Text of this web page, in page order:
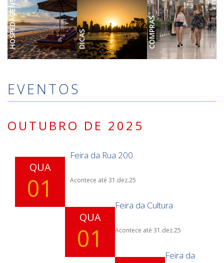
HOSPEDAGENS DICAS COMPRAS
EVENTOS
OUTUBRO DE 2025
QUA
01
Feira da Rua 200
Acontece até 31.dez.25
QUA
01
Feira da Cultura
Acontece até 31.dez.25
Feira da